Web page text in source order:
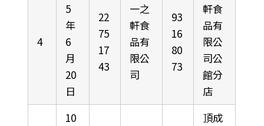
4
5
年
6
月
20
日
22
75
17
43
一之
軒食
品有
限公
司
93
16
80
73
軒食
品有
限公
司公
館分
店
10
頂成